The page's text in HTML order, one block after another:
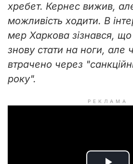
хребет. Кернес вижив,
можливість ходити. В
мер Харкова зізнався,
знову стати на ноги, але
втрачено через
року".
РЕКЛАМА